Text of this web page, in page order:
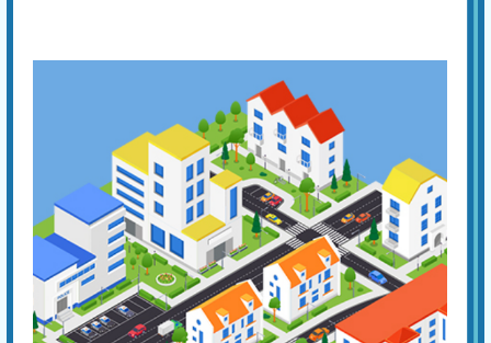
い。
手洗い管から水がでない
基本料
3,000円 W
EB
限
定
割
引
作業費
3,300 円
部品代
0円〜
合計 3,300 円〜
トイレタンクのレバーやボタンを押しても水が流れない場合は、内蔵フ
ィルターの目詰まり、ジャバラホースの異常、タンク内のボールタップ
の故障、ダイヤフラムの故障などが原因と考えられます。 先ずはタン
クのフタを開けて内部を点検し、どの部分が原因かを特定してくださ
い。